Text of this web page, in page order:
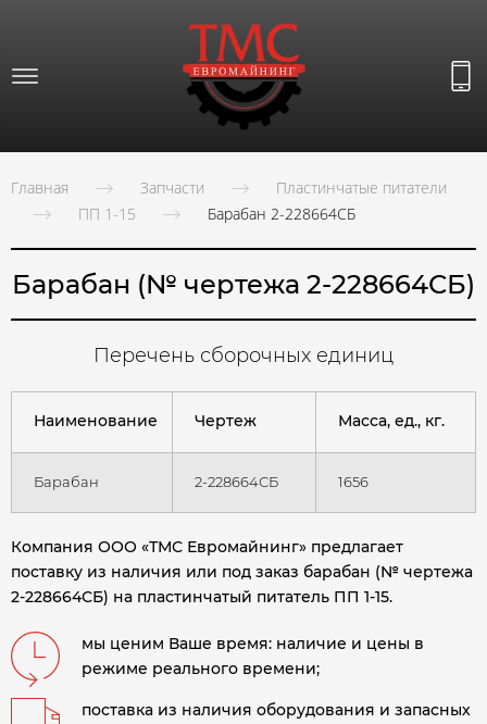
Главная Запчасти
Пластинчатые питатели
ПП 1-15
Барабан 2-228664СБ
Барабан (№ чертежа 2-228664СБ)
Перечень сборочных единиц
Наименование Чертеж Масса, ед., кг.
Барабан 2-228664СБ 1656
Компания ООО «ТМС Евромайнинг» предлагает
поставку из наличия или под заказ барабан (№ чертежа
2-228664СБ) на пластинчатый питатель ПП 1-15.
мы ценим Ваше время: наличие и цены в
режиме реального времени;
поставка из наличия оборудования и запасных